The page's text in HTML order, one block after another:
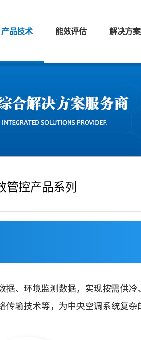
产品技术 能效评估 解决方案
管控产品系列